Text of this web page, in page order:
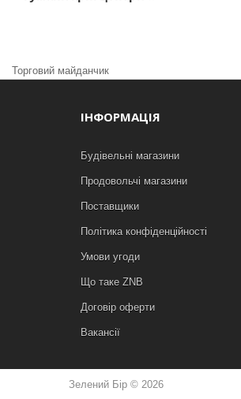
Торговий майданчик
ІНФОРМАЦІЯ
Будівельні магазини
Продовольчі магазини
Поставщики
Політика конфіденційності
Умови угоди
Що таке ZNB
Договір оферти
Вакансії
Зелений Бір © 2026